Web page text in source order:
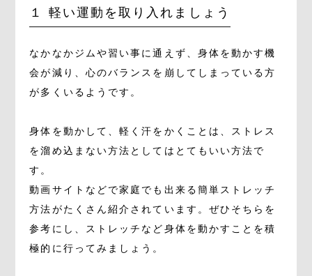
１ 軽い運動を取り入れましょう
なかなかジムや習い事に通えず、身体を動かす機
会が減り、心のバランスを崩してしまっている方
が多くいるようです。
身体を動かして、軽く汗をかくことは、ストレス
を溜め込まない方法としてはとてもいい方法で
す。
動画サイトなどで家庭でも出来る簡単ストレッチ
方法がたくさん紹介されています。ぜひそちらを
参考にし、ストレッチなど身体を動かすことを積
極的に行ってみましょう。